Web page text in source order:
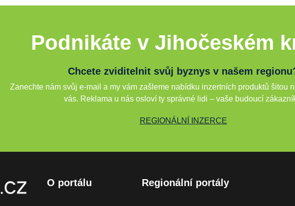
Podnikáte v Jihočeském
Chcete zviditelnit svůj byznys v našem
Zanechte nám svůj e-mail a my vám zašleme nabídku inzertních produktů šitou
vás. Reklama u nás osloví ty správné lidi – vaše budoucí
REGIONÁLNÍ INZERCE
O portálu Regionální portály